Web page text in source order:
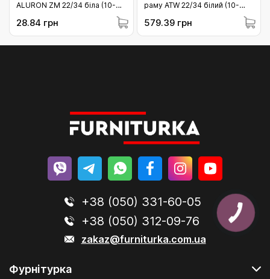
ALURON ZM 22/34 біла (10-
28.84 грн
раму ATW 22/34 білий (10-
579.39 грн
+38 (050) 331-60-05
+38 (050) 312-09-76
zakaz@furniturka.com.ua
Фурнітурка